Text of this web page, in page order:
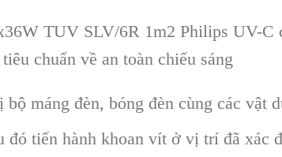
TUV SLV/6R 1m2 Philips UV-C
chuẩn về an toàn chiếu sáng
máng đèn, bóng đèn cùng các vật
đó tiến hành khoan vít ở vị trí đã xác